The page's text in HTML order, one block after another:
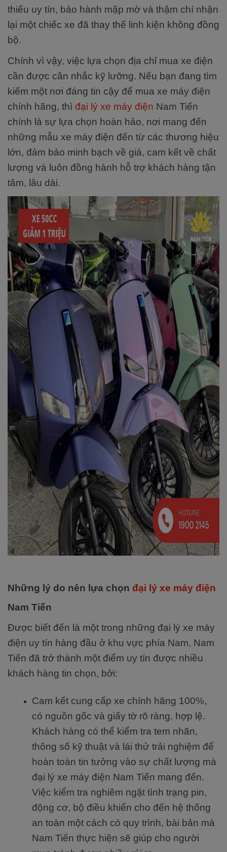
thiếu uy tín, bảo hành mập mờ và thậm chí nhận
lại một chiếc xe đã thay thế linh kiện không đồng
bộ.
Chính vì vậy, việc lựa chọn địa chỉ mua xe điện
cần được cân nhắc kỹ lưỡng. Nếu bạn đang tìm
kiếm một nơi đáng tin cậy để mua xe máy điện
chính hãng, thì đại lý xe máy điện Nam Tiến
chính là sự lựa chọn hoàn hảo, nơi mang đến
những mẫu xe máy điện đến từ các thương hiệu
lớn, đảm bảo minh bạch về giá, cam kết về chất
lượng và luôn đồng hành hỗ trợ khách hàng tận
tâm, lâu dài.
Những lý do nên lựa chọn đại lý xe máy điện
Nam Tiến
Được biết đến là một trong những đại lý xe máy
điện uy tín hàng đầu ở khu vực phía Nam, Nam
Tiến đã trở thành một điểm uy tín được nhiều
khách hàng tin chọn, bởi:
Cam kết cung cấp xe chính hãng 100%,
có nguồn gốc và giấy tờ rõ ràng, hợp lệ.
Khách hàng có thể kiểm tra tem nhãn,
thông số kỹ thuật và lái thử trải nghiệm để
hoàn toàn tin tưởng vào sự chất lượng mà
đại lý xe máy điện Nam Tiến mang đến.
Việc kiểm tra nghiêm ngặt tình trạng pin,
động cơ, bộ điều khiển cho đến hệ thống
an toàn một cách có quy trình, bài bản mà
Nam Tiến thực hiện sẽ giúp cho người